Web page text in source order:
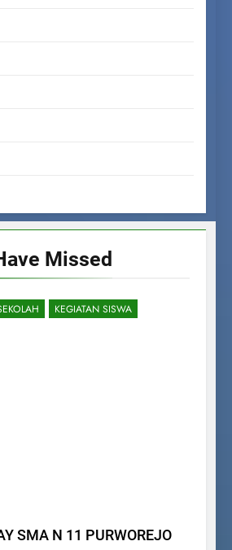
Missed
KEGIATAN SISWA
SMA N 11 PURWOREJO